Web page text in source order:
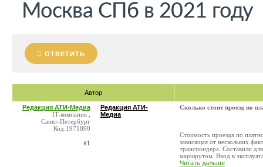
Москва СПб в 2021 году
ОТВЕТИТЬ
Автор
Редакция АТИ-Медиа
IT-компания ,
Санкт-Петербург
Код:1971890
#1
Редакция АТИ-
Медиа
Сколько стоит проезд по
Стоимость проезда по
зависящая от нескольких
транспондера. Составили
маршрутом. Ввод в
Читать дальше